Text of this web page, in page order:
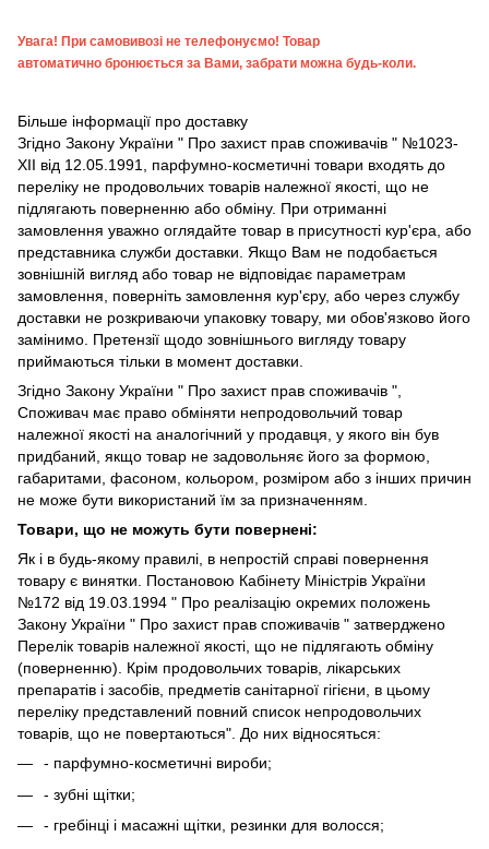
Увага! При самовивозі не телефонуємо! Товар
автоматично бронюється за Вами, забрати можна будь-коли.
Більше інформації про доставку
Згідно Закону України " Про захист прав споживачів " №1023-
XII від 12.05.1991, парфумно-косметичні товари входять до
переліку не продовольчих товарів належної якості, що не
підлягають поверненню або обміну. При отриманні
замовлення уважно оглядайте товар в присутності кур'єра, або
представника служби доставки. Якщо Вам не подобається
зовнішній вигляд або товар не відповідає параметрам
замовлення, поверніть замовлення кур'єру, або через службу
доставки не розкриваючи упаковку товару, ми обов'язково його
замінимо. Претензії щодо зовнішнього вигляду товару
приймаються тільки в момент доставки.
Згідно Закону України " Про захист прав споживачів ",
Споживач має право обміняти непродовольчий товар
належної якості на аналогічний у продавця, у якого він був
придбаний, якщо товар не задовольняє його за формою,
габаритами, фасоном, кольором, розміром або з інших причин
не може бути використаний їм за призначенням.
Товари, що не можуть бути повернені:
Як і в будь-якому правилі, в непростій справі повернення
товару є винятки. Постановою Кабінету Міністрів України
№172 від 19.03.1994 " Про реалізацію окремих положень
Закону України " Про захист прав споживачів " затверджено
Перелік товарів належної якості, що не підлягають обміну
(поверненню). Крім продовольчих товарів, лікарських
препаратів і засобів, предметів санітарної гігієни, в цьому
переліку представлений повний список непродовольчих
товарів, що не повертаються". До них відносяться:
- парфумно-косметичні вироби;
- зубні щітки;
- гребінці і масажні щітки, резинки для волосся;